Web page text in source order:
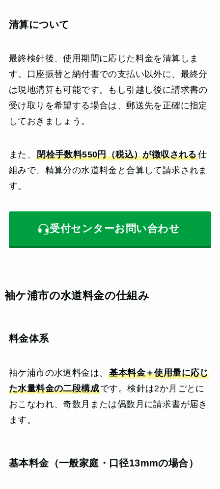
清算について
最終検針後、使用期間に応じた料金を清算しま
す。口座振替と納付書での支払い以外に、最終分
は現地清算も可能です。もし引越し後に請求書の
受け取りを希望する場合は、郵送先を正確に指定
しておきましょう。
また、閉栓手数料550円（税込）が徴収される仕
組みで、精算分の水道料金と合算して請求されま
す。
受付センターお問い合わせ
袖ケ浦市の水道料金の仕組み
料金体系
袖ケ浦市の水道料金は、基本料金＋使用量に応じ
た水量料金の二段構成です。検針は2か月ごとに
おこなわれ、奇数月または偶数月に請求書が届き
ます。
基本料金（一般家庭・口径13mmの場合）